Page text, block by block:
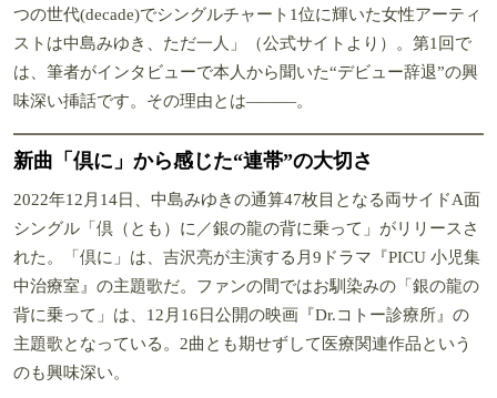
つの世代(decade)でシングルチャート1位に輝いた女性アーティ
ストは中島みゆき、ただ一人」（公式サイトより）。第1回で
は、筆者がインタビューで本人から聞いた“デビュー辞退”の興
味深い挿話です。その理由とは―――。
新曲「倶に」から感じた“連帯”の大切さ
2022年12月14日、中島みゆきの通算47枚目となる両サイドA面
シングル「倶（とも）に／銀の龍の背に乗って」がリリースさ
れた。「倶に」は、吉沢亮が主演する月9ドラマ『PICU 小児集
中治療室』の主題歌だ。ファンの間ではお馴染みの「銀の龍の
背に乗って」は、12月16日公開の映画『Dr.コトー診療所』の
主題歌となっている。2曲とも期せずして医療関連作品という
のも興味深い。